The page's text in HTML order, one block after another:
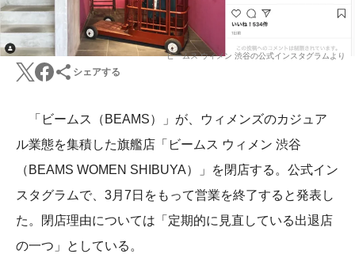
ビームス ウィメン 渋谷の公式インスタグラムより
シェアする
「ビームス（BEAMS）」が、ウィメンズのカジュア
ル業態を集積した旗艦店「ビームス ウィメン 渋谷
（BEAMS WOMEN SHIBUYA）」を閉店する。公式イン
スタグラムで、3月7日をもって営業を終了すると発表し
た。閉店理由については「定期的に見直している出退店
の一つ」としている。